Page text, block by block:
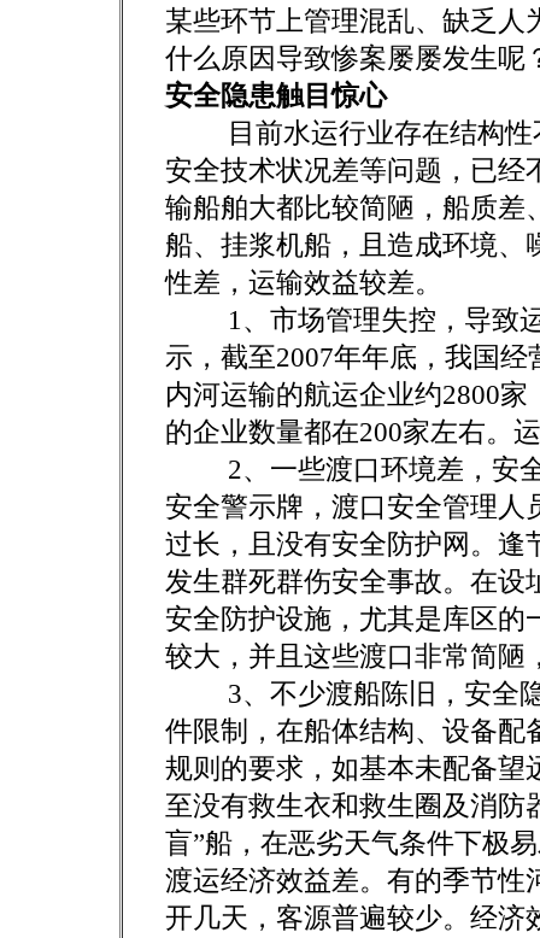
某些环节上管理混乱、缺乏
什么原因导致惨案屡屡发生呢
安全隐患触目惊心
目前水运行业存在结构性
安全技术状况差等问题，已经
输船舶大都比较简陋，船质差
船、挂浆机船，且造成环境
性差，运输效益较差。
1、市场管理失控，导致运
示，截至2007年年底，我国
内河运输的航运企业约2800
的企业数量都在200家左右。
2、一些渡口环境差，安全
安全警示牌，渡口安全管理人
过长，且没有安全防护网。逢
发生群死群伤安全事故。在
安全防护设施，尤其是库区的
较大，并且这些渡口非常简陋
3、不少渡船陈旧，安全隐
件限制，在船体结构、设备配
规则的要求，如基本未配备望
至没有救生衣和救生圈及消防
盲”船，在恶劣天气条件下极
渡运经济效益差。有的季节性
开几天，客源普遍较少。经济